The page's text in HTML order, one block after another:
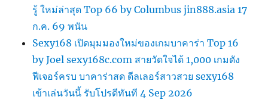
รู้ ใหม่ล่าสุด Top 66 by Columbus jin888.asia 17
ก.ค. 69 พนัน
Sexy168 เปิดมุมมองใหม่ของเกมบาคาร่า Top 16
by Joel sexy168c.com สายวัดใจได้ 1,000 เกมดัง
ฟีเจอร์ครบ บาคาร่าสด ดีลเลอร์สาวสวย sexy168
เข้าเล่นวันนี้ รับโปรดีทันที 4 Sep 2026